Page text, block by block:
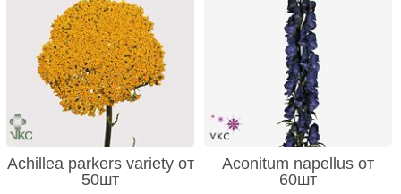
Achillea parkers variety от
50шт
Aconitum napellus от
60шт